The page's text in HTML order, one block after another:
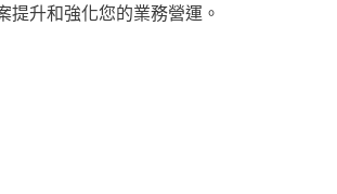
提升和強化您的業務營運。